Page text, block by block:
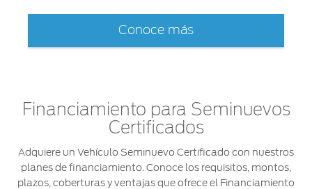
Conoce más
Financiamiento para Seminuevos
Certificados
Adquiere un Vehículo Seminuevo Certificado con nuestros
planes de financiamiento. Conoce los requisitos, montos,
plazos, coberturas y ventajas que ofrece el Financiamiento